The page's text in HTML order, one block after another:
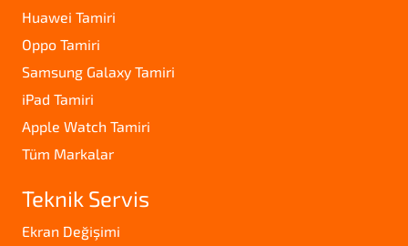
Huawei Tamiri
Oppo Tamiri
Samsung Galaxy Tamiri
iPad Tamiri
Apple Watch Tamiri
Tüm Markalar
Teknik Servis
Ekran Değişimi